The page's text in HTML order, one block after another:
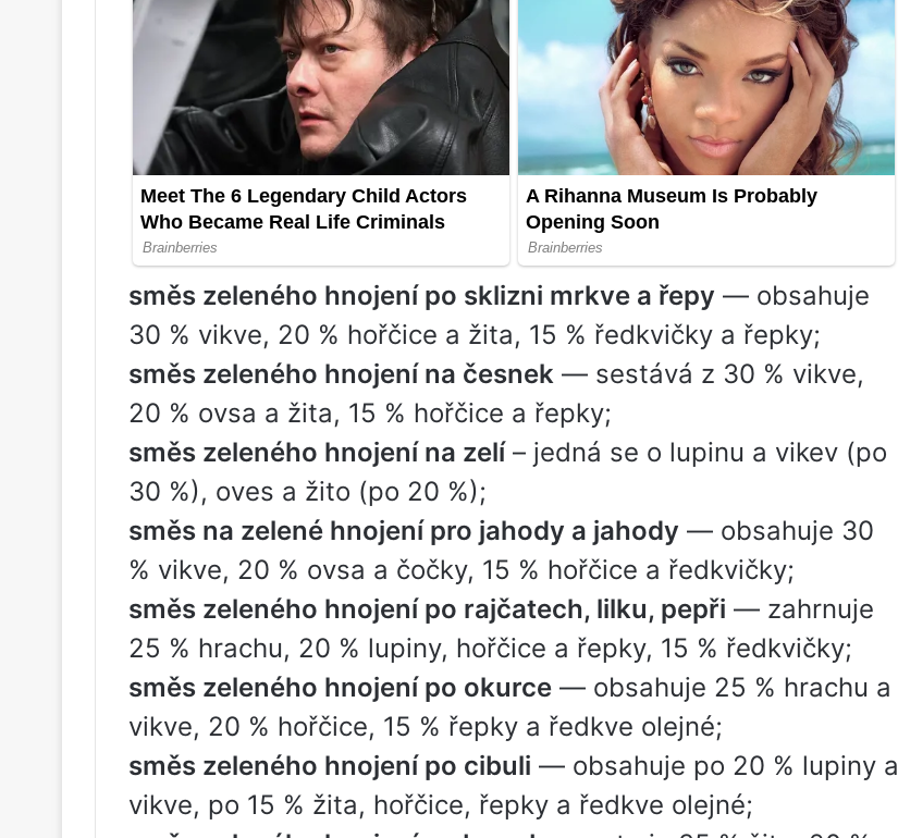
směs zeleného hnojení po sklizni mrkve a řepy — obsahuje
30 % vikve, 20 % hořčice a žita, 15 % ředkvičky a řepky;
směs zeleného hnojení na česnek — sestává z 30 % vikve,
20 % ovsa a žita, 15 % hořčice a řepky;
směs zeleného hnojení na zelí– jedná se o lupinu a vikev (po
30 %), oves a žito (po 20 %);
směs na zelené hnojení pro jahody a jahody — obsahuje 30
% vikve, 20 % ovsa a čočky, 15 % hořčice a ředkvičky;
směs zeleného hnojení po rajčatech, lilku, pepři — zahrnuje
25 % hrachu, 20 % lupiny, hořčice a řepky, 15 % ředkvičky;
směs zeleného hnojení po okurce — obsahuje 25 % hrachu a
vikve, 20 % hořčice, 15 % řepky a ředkve olejné;
směs zeleného hnojení po cibuli — obsahuje po 20 % lupiny a
vikve, po 15 % žita, hořčice, řepky a ředkve olejné;